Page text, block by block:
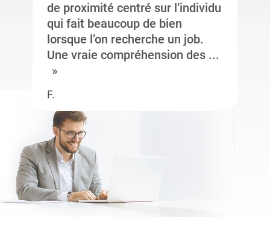
de proximité centré sur l’individu
qui fait beaucoup de bien
lorsque l’on recherche un job.
Une vraie compréhension des ...
F.